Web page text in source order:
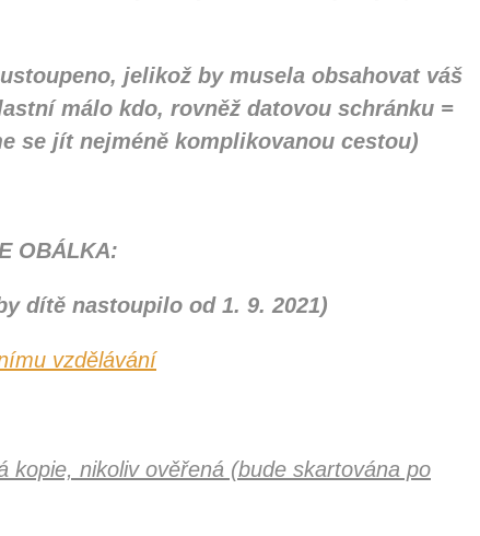
jelikož by musela obsahovat váš
málo kdo, rovněž datovou schránku =
se jít nejméně komplikovanou cestou)
OBÁLKA:
dítě nastoupilo od 1. 9. 2021)
vzdělávání
kopie, nikoliv ověřená (bude skartována po